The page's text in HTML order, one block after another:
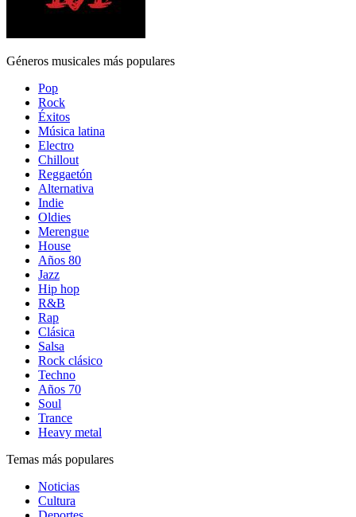
Géneros musicales más populares
Pop
Rock
Éxitos
Música latina
Electro
Chillout
Reggaetón
Alternativa
Indie
Oldies
Merengue
House
Años 80
Jazz
Hip hop
R&B
Rap
Clásica
Salsa
Rock clásico
Techno
Años 70
Soul
Trance
Heavy metal
Temas más populares
Noticias
Cultura